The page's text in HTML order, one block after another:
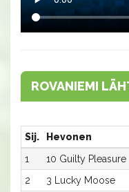
ROVANIEMI
Sij. Hevonen
1
10 Guilty Pleasure
2
3 Lucky Moose